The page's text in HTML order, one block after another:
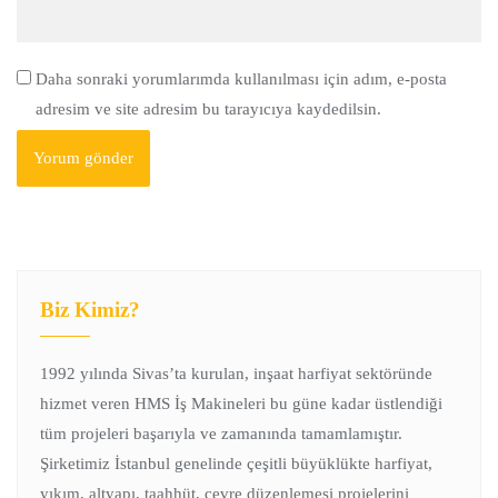
Daha sonraki yorumlarımda kullanılması için adım, e-posta
adresim ve site adresim bu tarayıcıya kaydedilsin.
Biz Kimiz?
1992 yılında Sivas’ta kurulan, inşaat harfiyat sektöründe
hizmet veren HMS İş Makineleri bu güne kadar üstlendiği
tüm projeleri başarıyla ve zamanında tamamlamıştır.
Şirketimiz İstanbul genelinde çeşitli büyüklükte harfiyat,
yıkım, altyapı, taahhüt, çevre düzenlemesi projelerini